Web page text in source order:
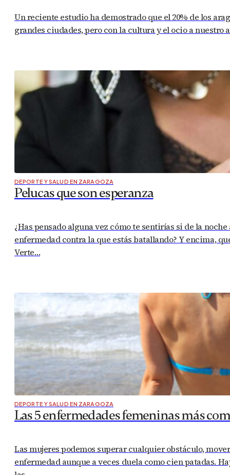
Un reciente estudio ha demostrado que el 20% de los
grandes ciudades, pero con la cultura y el ocio a
DEPORTE Y SALUD EN ZARAGOZA
Pelucas que son esperanza
¿Has pensado alguna vez cómo te sentirías si de la
enfermedad contra la que estás batallando? Y encima,
Verte…
DEPORTE Y SALUD EN ZARAGOZA
Las 5 enfermedades femeninas más
Las mujeres podemos superar cualquier obstáculo,
enfermedad aunque a veces duela como cien patadas.